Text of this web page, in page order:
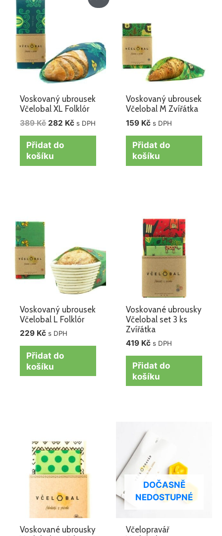
Voskovaný ubrousek
Včelobal XL Folklór
389Kč 282 Kč
cena
s DPH
Přidat do
košíku
Voskovaný ubrousek
Včelobal M Zvířátka
159 Kč s DPH
Přidat do
košíku
Voskovaný ubrousek
Včelobal L Folklór
229 Kč s DPH
Přidat do
košíku
Voskované ubrousky
Včelobal set 3 ks
Zvířátka
419 Kč s DPH
Přidat do
košíku
Voskované ubrousky
DOČASNĚ
NEDOSTUPNÉ
Včelopravář